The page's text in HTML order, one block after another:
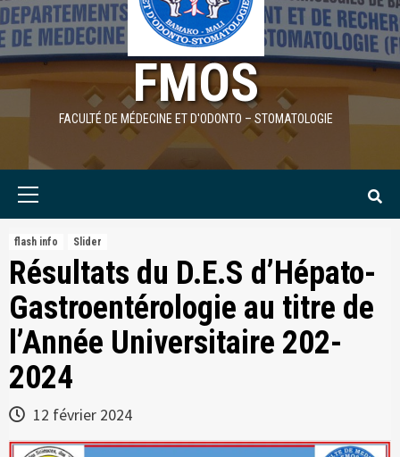
FMOS
FACULTÉ DE MÉDECINE ET D'ODONTO – STOMATOLOGIE
flash info Slider
Résultats du D.E.S d’Hépato-
Gastroentérologie au titre de
l’Année Universitaire 202-
2024
12 février 2024